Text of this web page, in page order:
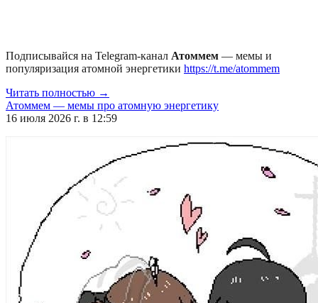
Подписывайся на Telegram-канал Атоммем — мемы и
популяризация атомной энергетики https://t.me/atommem
Читать полностью →
Атоммем — мемы про атомную энергетику
16 июля 2026 г. в 12:59